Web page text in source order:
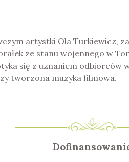
artystki Ola Turkiewicz,
ze stanu wojennego w
się z uznaniem
tworzona muzyka filmowa.